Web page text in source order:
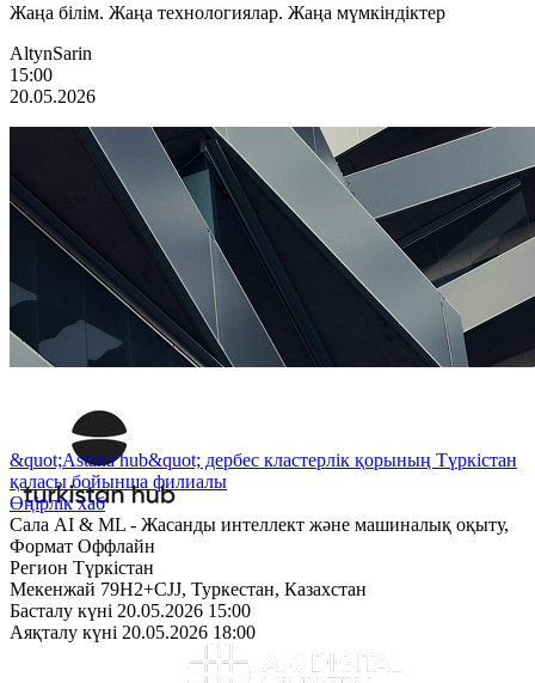
Жаңа білім. Жаңа технологиялар. Жаңа мүмкіндіктер
AltynSarin
15:00
20.05.2026
&quot;Astana hub&quot; дербес кластерлік қорының Түркістан
қаласы бойынша филиалы
Өңірлік хаб
Сала AI & ML - Жасанды интеллект және машиналық оқыту,
Формат Оффлайн
Регион Түркістан
Мекенжай 79H2+CJJ, Туркестан, Казахстан
Басталу күні 20.05.2026 15:00
Аяқталу күні 20.05.2026 18:00